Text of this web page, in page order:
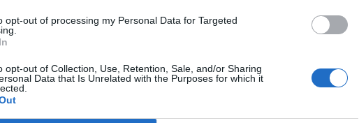
opt-out of processing my Personal Data for Targeted
opt-out of Collection, Use, Retention, Sale, and/or Sharing
Data that Is Unrelated with the Purposes for which it
la vida”
di“I’m yours”
Kelly Rowland
reginetta del pop
franceseSebastien Telliercon“Divine” e i
anche da una famosa pubblicità che ha usato la